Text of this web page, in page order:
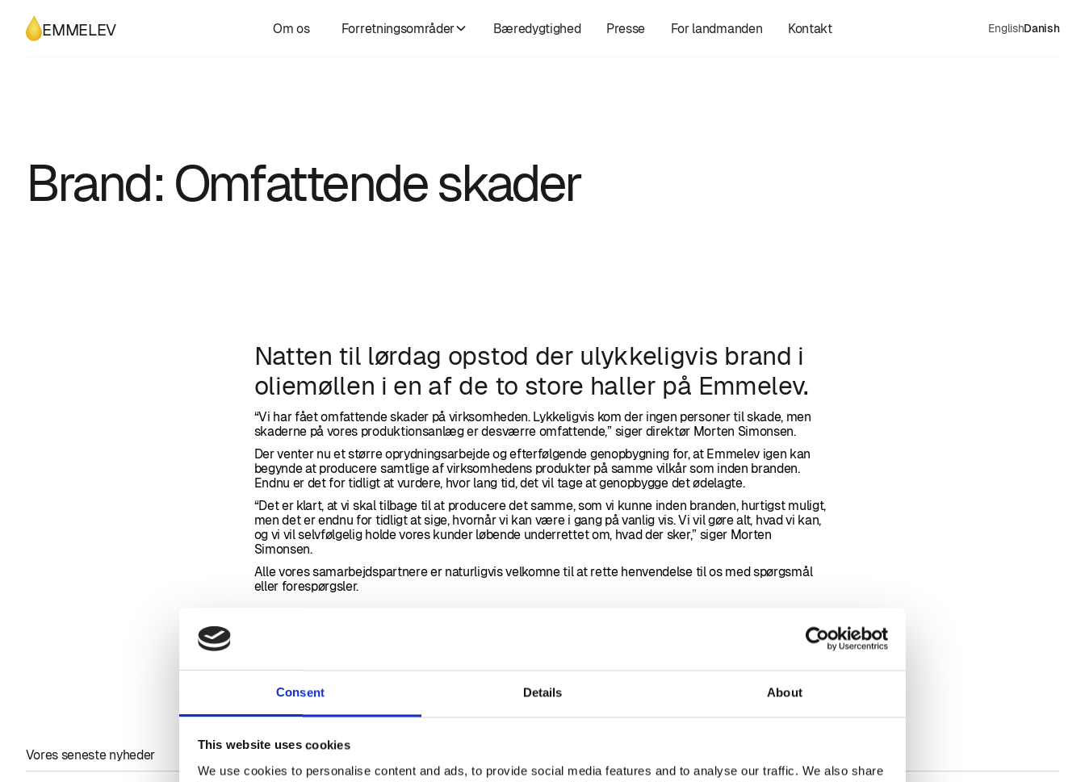
Consent Details About
This website uses cookies
We use cookies to personalise content and ads, to provide social media features and to analyse our traffic. We also share
EMMELEV Om os Forretningsområder Bæredygtighed Presse For landmanden Kontakt EnglishDanish
Brand: Omfattende skader
Natten til lørdag opstod der ulykkeligvis brand i
oliemøllen i en af de to store haller på Emmelev.
“Vi har fået omfattende skader på virksomheden. Lykkeligvis kom der ingen personer til skade, men
skaderne på vores produktionsanlæg er desværre omfattende,” siger direktør Morten Simonsen.
Der venter nu et større oprydningsarbejde og efterfølgende genopbygning for, at Emmelev igen kan
begynde at producere samtlige af virksomhedens produkter på samme vilkår som inden branden.
Endnu er det for tidligt at vurdere, hvor lang tid, det vil tage at genopbygge det ødelagte.
“Det er klart, at vi skal tilbage til at producere det samme, som vi kunne inden branden, hurtigst muligt,
men det er endnu for tidligt at sige, hvornår vi kan være i gang på vanlig vis. Vi vil gøre alt, hvad vi kan,
og vi vil selvfølgelig holde vores kunder løbende underrettet om, hvad der sker,” siger Morten
Simonsen.
Alle vores samarbejdspartnere er naturligvis velkomne til at rette henvendelse til os med spørgsmål
eller forespørgsler.
Vores seneste nyheder